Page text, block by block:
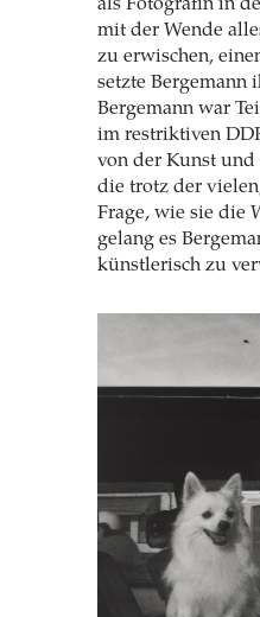
als Fotografin in
mit der Wende
zu erwischen,
setzte Bergemann
Bergemann war
im restriktiven
von der Kunst und
die trotz der
Frage, wie sie die
gelang es
künstlerisch zu